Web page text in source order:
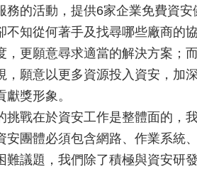
務的活動，提供6家企業免費資
不知從何著手及找尋哪些廠商的
，更願意尋求適當的解決方案；
，願意以更多資源投入資安，加
獎形象。
挑戰在於資安工作是整體面的，
安團體必須包含網路、作業系統
難議題，我們除了積極與資安研